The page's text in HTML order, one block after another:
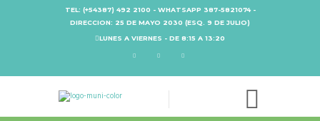
TEL: (+54387) 492 2100 - WHATSAPP 387-5821074 -
DIRECCION: 25 DE MAYO 2030 (ESQ. 9 DE JULIO)
LUNES A VIERNES - DE 8:15 A 13:20